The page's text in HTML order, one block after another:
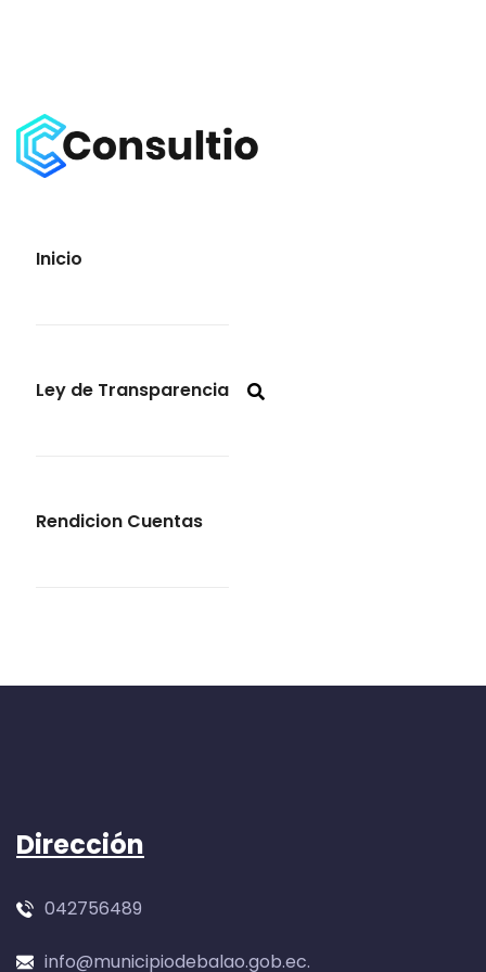
Inicio
Ley de Transparencia
Rendicion Cuentas
Dirección
042756489
info@municipiodebalao.gob.ec.